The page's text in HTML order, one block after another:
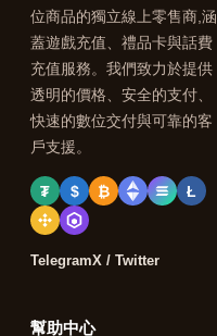
位商品的獨立線上零售商,涵
蓋遊戲充值、禮品卡與話費
充值服務。我們致力於提供
透明的價格、安全的支付、
快速的數位交付與可靠的客
戶支援。
₮ $ ₿ Ł
TelegramX / Twitter
幫助中心